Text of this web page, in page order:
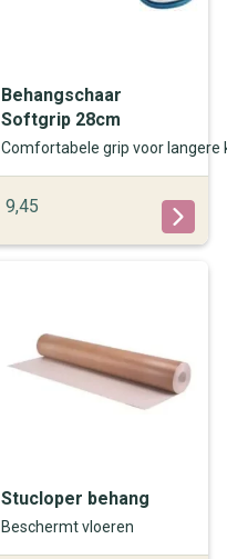
Behangschaar
Softgrip 28cm
Comfortabele grip voor langere
9,45
Stucloper behang
Beschermt vloeren